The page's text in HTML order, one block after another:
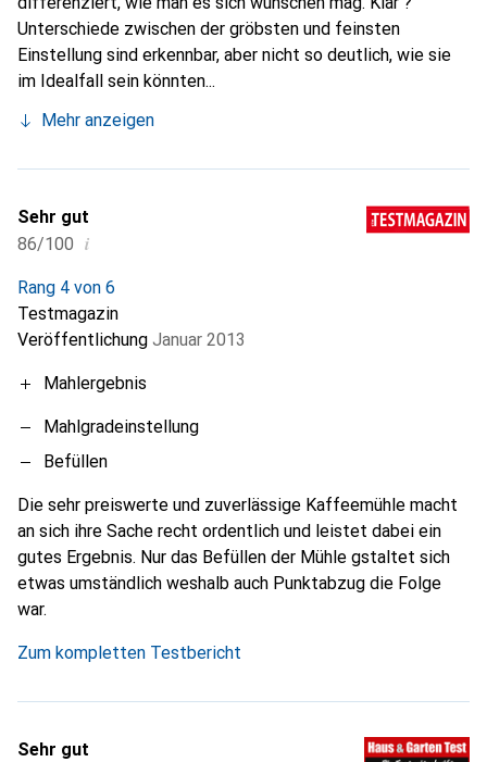
Unterschiede zwischen der gröbsten und feinsten
Einstellung sind erkennbar, aber nicht so deutlich, wie sie
im Idealfall sein könnten...
Mehr anzeigen
Sehr gut
86/100 i
Rang 4 von 6
Testmagazin
Veröffentlichung Januar 2013
Mahlergebnis
Mahlgradeinstellung
Befüllen
Die sehr preiswerte und zuverlässige Kaffeemühle macht
an sich ihre Sache recht ordentlich und leistet dabei ein
gutes Ergebnis. Nur das Befüllen der Mühle gstaltet sich
etwas umständlich weshalb auch Punktabzug die Folge
war.
Zum kompletten Testbericht
Sehr gut